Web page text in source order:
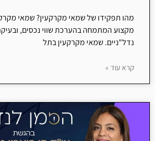
מהו תפקידו של שמאי מקרקעין? שמאי
מקצוע המתמחה בהערכת שווי נכסים,
נדל"ניים. שמאי מקרקעין בתל
קרא עוד »